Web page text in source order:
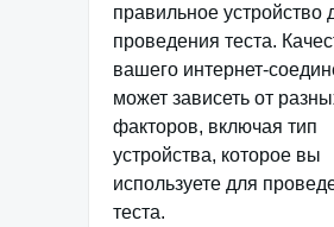
правильное устройство
проведения теста.
вашего интернет-
может зависеть от
факторов, включая тип
устройства, которое вы
используете для
теста.